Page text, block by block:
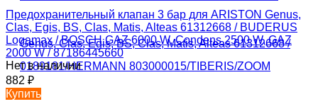
Предохранительный клапан 3 бар для ARISTON Genus,
Clas, Egis, BS, Clas, Matis, Alteas 61312668 / BUDERUS
Logamax / BOSCH GAZ 6000 W, Condens 2500 W, GAZ
2000 W / 87186445660
Нет в наличии
882 ₽
Купить